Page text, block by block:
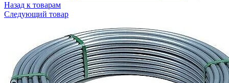
Назад к товарам
Следующий товар